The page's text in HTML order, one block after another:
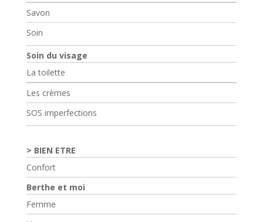
Savon
Soin
Soin du visage
La toilette
Les crèmes
SOS imperfections
BIEN ETRE
Confort
Berthe et moi
Femme